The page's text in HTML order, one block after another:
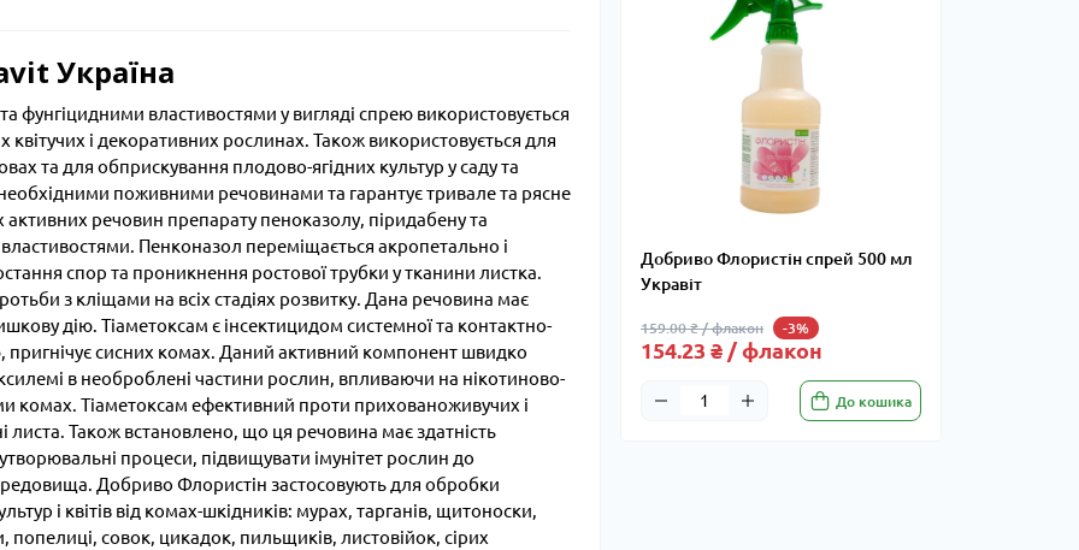
Добриво Флористін спрей 500 мл
Укравіт
159.00 ₴ / флакон -3%
154.23 ₴ / флакон
До кошика
Україна
фунгіцидними властивостями у вигляді спрею використовується
і декоративних рослинах. Також використовується для
та для обприскування плодово-ягідних культур у саду та
поживними речовинами та гарантує тривале та рясне
активних речовин препарату пеноказолу, піридабену та
Пенконазол переміщається акропетально і
спор та проникнення ростової трубки у тканини листка.
з кліщами на всіх стадіях розвитку. Дана речовина має
дію. Тіаметоксам є інсектицидом системної та контактно-
пригнічує сисних комах. Даний активний компонент швидко
в необроблені частини рослин, впливаючи на нікотиново-
комах. Тіаметоксам ефективний проти прихованоживучих і
листа. Також встановлено, що ця речовина має здатність
процеси, підвищувати імунітет рослин до
Добриво Флористін застосовують для обробки
і квітів від комах-шкідників: мурах, тарганів, щитоноски,
попелиці, совок, цикадок, пильщиків, листовійок, сірих